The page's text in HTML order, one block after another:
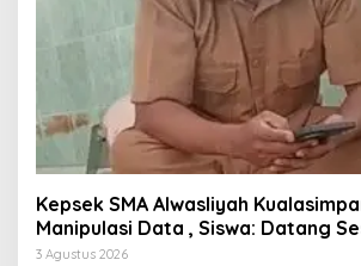
Kepsek SMA Alwasliyah
Manipulasi Data , Siswa: Datang
Dana MBG Disalurkan ke Guru &
3 Agustus 2026